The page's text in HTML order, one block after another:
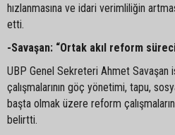
hızlanmasına ve idari verimliliğin
etti.
-Savaşan: “Ortak akıl reform
UBP Genel Sekreteri Ahmet Savaşan
çalışmalarının göç yönetimi, tapu,
başta olmak üzere reform
belirtti.